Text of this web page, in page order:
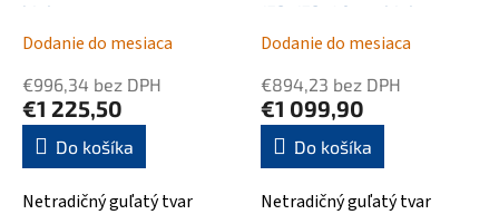
biela
Dodanie do mesiaca
€996,34 bez DPH
€1 225,50
Do košíka
Netradičný guľatý tvar
172x172x49cm, biela
Dodanie do mesiaca
€894,23 bez DPH
€1 099,90
Do košíka
Netradičný guľatý tvar